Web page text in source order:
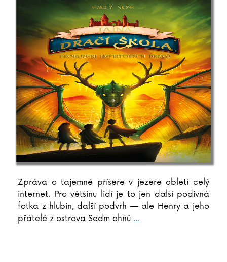
Katja Brandisová
Richard Branson
Sara Brezzi
Otakar Brousek ml.
Marie Bruce
Christiane Brüning
Catherine Bruzzone
Konrad Budzyk
Igor Bukovský
Andrea Cagol
Juan Maneru Cámara
Vito Capezzuto
Claudia Carlsová
Chris Carter
Manlio Castagna
Ismael Barriguete Castro
Liou Cch´-sin (1)
Zpráva o tajemné příšeře v jezeře obletí celý
internet. Pro většinu lidí je to jen další podivná
fotka z hlubin, další podvrh — ale Henry a jeho
přátelé z ostrova Sedm ohňů ...